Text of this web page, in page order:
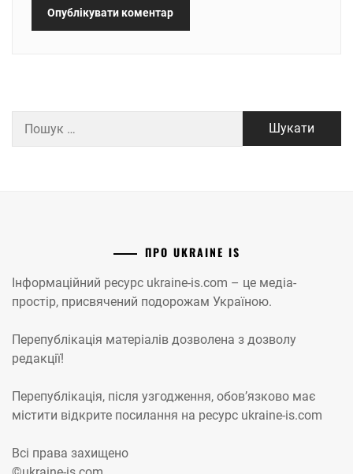
ПРО UKRAINE IS
Інформаційний ресурс ukraine-is.com – це медіа-
простір, присвячений подорожам Україною.
Перепублікація матеріалів дозволена з дозволу
редакції!
Перепублікація, після узгодження, обов’язково має
містити відкрите посилання на ресурс ukraine-is.com
Всі права захищено